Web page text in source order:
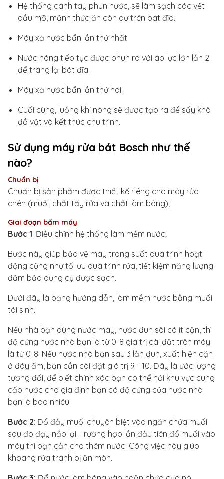
Hệ thống cánh tay phun nước, sẽ làm sạch các vết
dầu mỡ, mảnh thức ăn còn dư trên bát đĩa.
Máy xả nước bẩn lần thứ nhất
Nước nóng tiếp tục được phun ra với áp lực lớn lần 2
để tráng lại bát đĩa.
Máy xả nước bẩn lần thứ hai.
Cuối cùng, luồng khí nóng sẽ được tạo ra để sấy khô
đồ vật và kết thúc chu trình.
Sử dụng máy rửa bát Bosch như thế
nào?
Chuẩn bị
Chuẩn bị sản phẩm được thiết kế riêng cho máy rửa
chén (muối, chất tẩy rửa và chất làm bóng);
Giai đoạn bấm máy
Bước 1: Điều chỉnh hệ thống làm mềm nước;
Bước này giúp bảo vệ máy trong suốt quá trình hoạt
động cũng như tối ưu quá trình rửa, tiết kiệm năng lượng
đảm bảo dụng cụ được sạch.
Dưới đây là bảng hướng dẫn, làm mềm nước bằng muối
tái sinh.
Nếu nhà bạn dùng nước máy, nước đun sôi có ít cặn, thì
độ cứng nước nhà bạn là từ 0-8 giá trị cài đặt trên máy
là từ 0-8. Nếu nước nhà bạn sau 3 lần đun, xuất hiện cặn
ở đáy ấm, bạn cần cài đặt giá trị 9 - 10. Đây là ước lượng
tương đối, để biết chính xác bạn có thể hỏi khu vực cung
cấp nước cho gia định bạn có độ cứng của nước nhà
bạn là bao nhiêu.
Bước 2: Đổ đầy muối chuyên biệt vào ngăn chứa muối
sau đó đạy nắp lại. Trường hợp lần đầu tiên đổ muối vào
máy thì bạn cần cho thêm nước. Công việc này giúp
khoang rửa tránh bị ăn mòn.